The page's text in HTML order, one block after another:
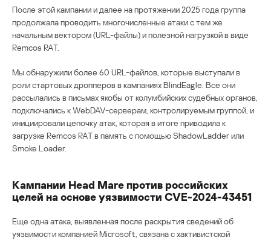
После этой кампании и далее на протяжении 2025 года группа
продолжала проводить многочисленные атаки с тем же
начальным вектором (URL-файлы) и полезной нагрузкой в виде
Remcos RAT.
Мы обнаружили более 60 URL-файлов, которые выступали в
роли стартовых дропперов в кампаниях BlindEagle. Все они
рассылались в письмах якобы от колумбийских судебных органов,
подключались к WebDAV-серверам, контролируемым группой, и
инициировали цепочку атак, которая в итоге приводила к
загрузке Remcos RAT в память с помощью ShadowLadder или
Smoke Loader.
Кампании Head Mare против российских
целей на основе уязвимости CVE-2024-43451
Еще одна атака, выявленная после раскрытия сведений об
уязвимости компанией Microsoft, связана с хактивистской